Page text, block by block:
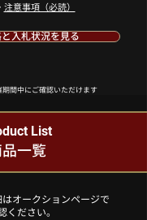
注意事項（必読）
入札状況を見る
間中にご確認いただけます
List
一覧
オークションページで
ください。